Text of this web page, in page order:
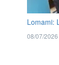
Lomami:
08/07/2026